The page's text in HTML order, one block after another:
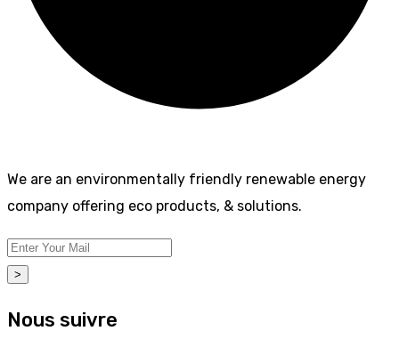
We are an environmentally friendly renewable energy
company offering eco products, & solutions.
>
Nous suivre